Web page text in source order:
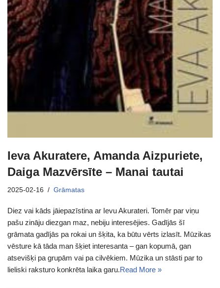
Ieva Akuratere, Amanda Aizpuriete,
Daiga Mazvērsīte – Manai tautai
2025-02-16 Grāmatas
Diez vai kāds jāiepazīstina ar Ievu Akurateri. Tomēr par viņu
pašu zināju diezgan maz, nebiju interesējies. Gadījās šī
grāmata gadījās pa rokai un šķita, ka būtu vērts izlasīt. Mūzikas
vēsture kā tāda man šķiet interesanta – gan kopumā, gan
atsevišķi pa grupām vai pa cilvēkiem. Mūzika un stāsti par to
lieliski raksturo konkrēta laika garu.Read More »